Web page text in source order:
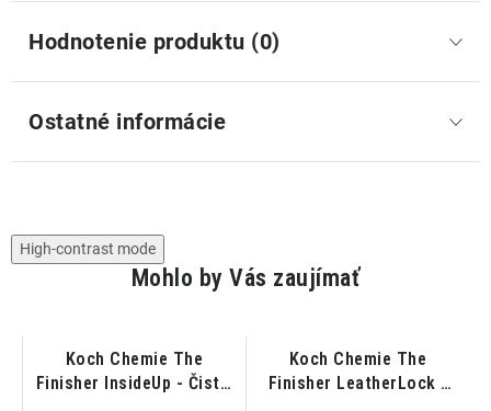
Hodnotenie produktu (0)
Ostatné informácie
High-contrast mode
Mohlo by Vás zaujímať
Koch Chemie The
Finisher InsideUp - Čistič
Koch Chemie The
Finisher LeatherLock -